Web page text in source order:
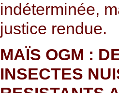
indéterminée,
justice rendue.
MAÏS OGM :
INSECTES